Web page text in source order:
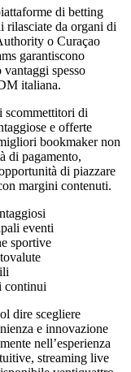
di betting
rilasciate da organi di
o Curaçao
garantiscono
spesso
italiana.
scommettitori di
e offerte
bookmaker non
di pagamento,
di piazzare
margini contenuti.
eventi
sportive
continui
dire scegliere
e innovazione
nell’esperienza
streaming live